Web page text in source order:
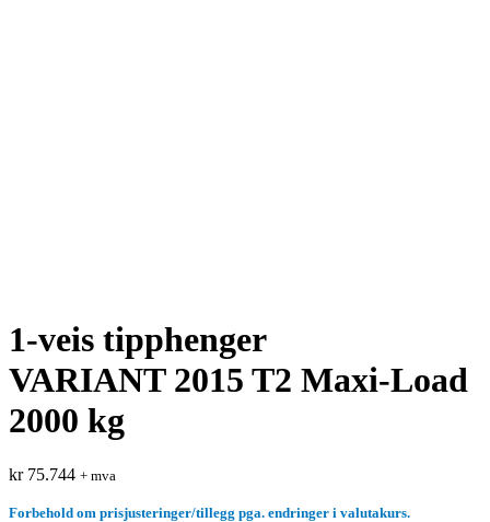
1-veis tipphenger
VARIANT 2015 T2 Maxi-Load
2000 kg
kr75.744 + mva
Forbehold om prisjusteringer/tillegg pga. endringer i valutakurs.